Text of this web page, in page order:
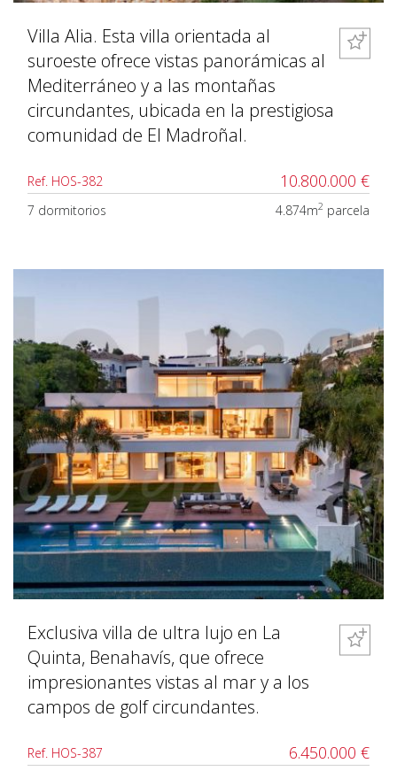
Villa Alia. Esta villa orientada al
suroeste ofrece vistas panorámicas al
Mediterráneo y a las montañas
circundantes, ubicada en la prestigiosa
comunidad de El Madroñal.
Ref. HOS-382 10.800.000 €
7 dormitorios 4.874m2 parcela
Exclusiva villa de ultra lujo en La
Quinta, Benahavís, que ofrece
impresionantes vistas al mar y a los
campos de golf circundantes.
Ref. HOS-387 6.450.000 €